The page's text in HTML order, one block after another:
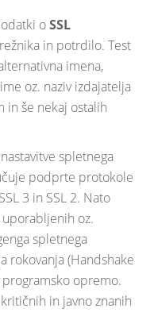
oSSL
in potrdilo. Test
imena,
oz. naziv izdajatelja
in še nekaj ostalih
spletnega
podprte protokole
3 in SSL 2. Nato
oz.
spletnega
rokovanja (Handshake
opremo.
in javno znanih